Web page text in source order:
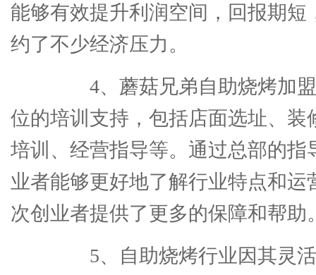
能够有效提升利润空间，回报期短
约了不少经济压力。
4、蘑菇兄弟自助烧烤加盟
位的培训支持，包括店面选址、装
培训、经营指导等。通过总部的指
业者能够更好地了解行业特点和运
次创业者提供了更多的保障和帮助
5、自助烧烤行业因其灵活